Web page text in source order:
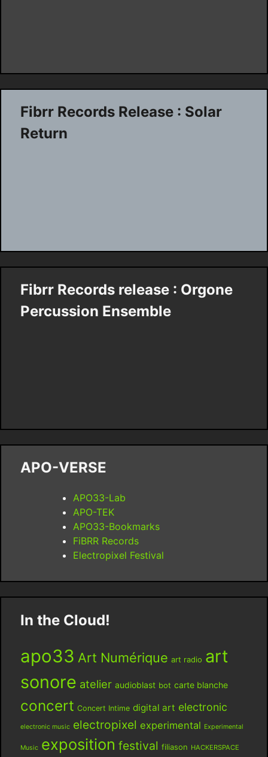
Fibrr Records Release : Solar
Return
Fibrr Records release : Orgone
Percussion Ensemble
APO-VERSE
APO33-Lab
APO-TEK
APO33-Bookmarks
FiBRR Records
Electropixel Festival
In the Cloud!
apo33 Art Numérique art radio art
sonore atelier audioblast bot carte blanche
concert Concert Intime digital art electronic
electronic music electropixel experimental Experimental
Music exposition festival filiason HACKERSPACE